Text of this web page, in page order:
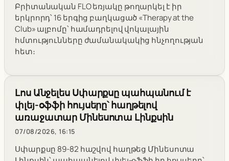
Բրիտանական FLO եռյակը թողարկել է իր
երկրորդ՝ 16 երգից բաղկացած «Therapy at the
Club» ալբոմը՝ համադրելով վոկալային
հմտությունները ժամանակակից հնչողության
հետ։
Լոս Անջելես Սփարքսը պահպանում է
փլեյ-օֆֆի հույսերը՝ հաղթելով
առաջատար Մինեսոտա Լինքսին
07/08/2026, 16:15
Սփարքսը 89-82 հաշվով հաղթեց Մինեսոտա